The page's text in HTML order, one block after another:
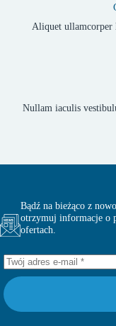
Aliquet ullamcorper
Nullam iaculis
Bądź na bieżąco z
otrzymuj informacje o
ofertach.